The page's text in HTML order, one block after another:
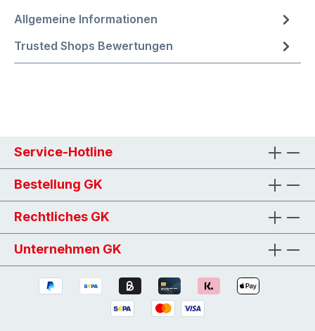
Allgemeine Informationen
Trusted Shops Bewertungen
Service-Hotline
Bestellung GK
Rechtliches GK
Unternehmen GK